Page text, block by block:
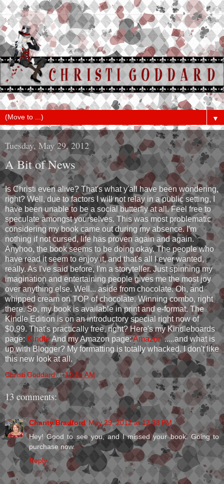
▼
Tuesday, May 29, 2012
A Bit of News
Is Christi even alive? That's what y'all have been wondering,
right? Well, due to factors I will not relay in a public setting, I
have been unable to be a social butterfly at all. Feel free to
speculate amongst yourselves. This was most problematic
considering my book came out during my absence. I'm
nothing if not cursed, life has proven again and again.
Anyhoo, the book seems to be doing okay. The people who
have read it seem to enjoy it, and that's all I ever wanted,
really. As I've said before, I'm a storyteller. Just spinning my
imagination and entertaining people gives me the most joy
over anything else. Well... aside from chocolate. Oh, and
whipped cream on TOP of chocolate. Winning combo, right
there. So, my book is available in print and e-format. The
Kindle Edition is on an introductory special right now of
$0.99. That's practically free, right? Here's my Kindleboards
page: KindleAnd my Amazon page:Amazon .....and what is
up with Blogger? My formatting is totally whacked. I don't like
this new look at all.
Christi Goddard at10:34 AM
13 comments:
Charity Bradford May 29, 2012 at 12:38 PM
Hey! Good to see you, and I missed your book. Going to
purchase now.
Reply